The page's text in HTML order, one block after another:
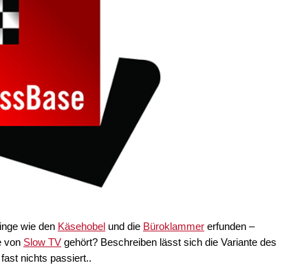
wie den Käsehobel und die Büroklammer erfunden –
von Slow TV gehört? Beschreiben lässt sich die Variante des
nichts passiert..